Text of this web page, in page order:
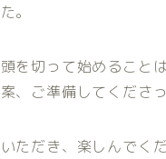
。
を切って始めること
、ご準備してくださ
ただき、楽しんでく